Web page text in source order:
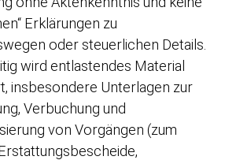
Erklärungen zu
oder steuerlichen Details.
wird entlastendes Material
insbesondere Unterlagen zur
Verbuchung und
von Vorgängen (zum